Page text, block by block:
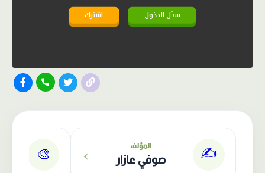
سجّل الدخول اشترك
✍️ المؤلف
صوفي عازار ›
🎨